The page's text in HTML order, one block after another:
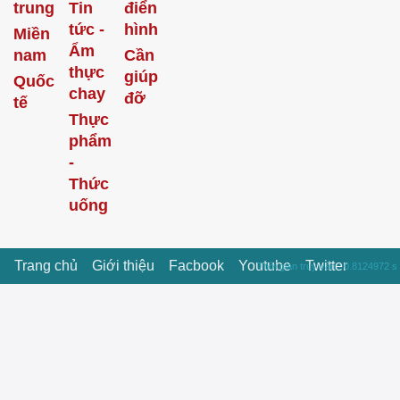
trung
Miền
nam
Quốc
tế
Tin
tức -
Ẩm
thực
chay
Thực
phẩm
-
Thức
uống
điển
hình
Cần
giúp
đỡ
Trang chủ Giới thiệu Facbook Youtube Twitter
Thời gian truy vấn : 0.8124972 s